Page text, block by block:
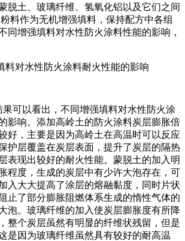
脱土、玻璃纤维、氢氧化铝以及它们之间
料作为无机增强填料，保持配方中各组
同增强填料对水性防火涂料性能的影响，
料对水性防火涂料耐火性能的影响
果可以看出，不同增强填料对水性防火涂
影响。添加高岭土的防火涂料炭层膨胀倍
好，主要是因为高岭土在高温时可以反应
护层覆盖在炭层表面，提升了炭层的隔热
表现出较好的耐火性能。蒙脱土的加入明
程度，生成的炭层中有少许大泡存在，可
入大大提高了涂层的熔融黏度，同时片状
止了部分膨胀阻燃体系生成的惰性气体的
泡。玻璃纤维的加入使炭层膨胀度有所降
整个炭层虽然有明显的纤维状残留，但是
是因为玻璃纤维虽然具有较好的耐高温